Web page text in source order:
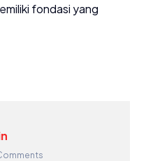
fondasi yang